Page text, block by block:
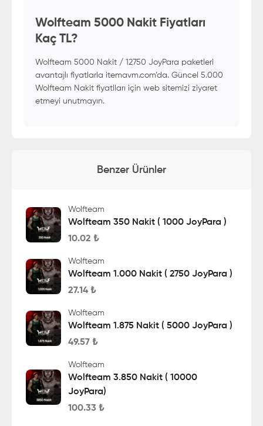
Wolfteam 5000 Nakit Fiyatları
Kaç TL?
Wolfteam 5000 Nakit / 12750 JoyPara paketleri
avantajlı fiyatlarla itemavm.com’da. Güncel 5.000
Wolfteam Nakit fiyatlları için web sitemizi ziyaret
etmeyi unutmayın.
Benzer Ürünler
Wolfteam
Wolfteam 350 Nakit ( 1000 JoyPara )
10.02 ₺
Wolfteam
Wolfteam 1.000 Nakit ( 2750 JoyPara )
27.14 ₺
Wolfteam
Wolfteam 1.875 Nakit ( 5000 JoyPara )
49.57 ₺
Wolfteam
Wolfteam 3.850 Nakit ( 10000
JoyPara)
100.33 ₺